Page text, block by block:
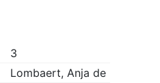
3
Lombaert, Anja de